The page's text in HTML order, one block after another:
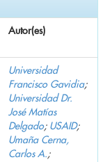
Autor(es)
Universidad
Francisco Gavidia;
Universidad Dr.
José Matías
Delgado; USAID;
Umaña Cerna,
Carlos A.;